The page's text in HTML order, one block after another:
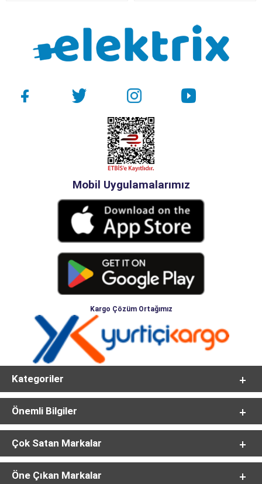
Mobil Uygulamalarımız
Kargo Çözüm Ortağımız
Kategoriler
Önemli Bilgiler
Çok Satan Markalar
Öne Çıkan Markalar